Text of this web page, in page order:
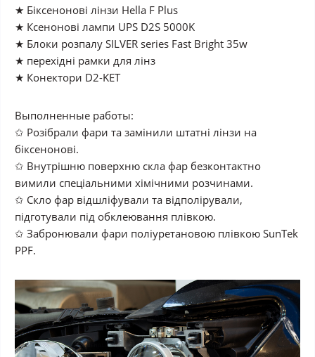
★ Біксенонові лінзи Hella F Plus
★ Ксенонові лампи UPS D2S 5000K
★ Блоки розпалу SILVER series Fast Bright 35w
★ перехідні рамки для лінз
★ Конектори D2-KET
Выполненные работы:
✩ Розібрали фари та замінили штатні лінзи на
біксенонові.
✩ Внутрішню поверхню скла фар безконтактно
вимили спеціальними хімічними розчинами.
✩ Скло фар відшліфували та відполірували,
підготували під обклеювання плівкою.
✩ Забронювали фари поліуретановою плівкою SunTek
PPF.